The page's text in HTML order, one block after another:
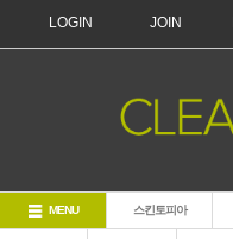
LOGIN JOIN
MENU 스킨토피아